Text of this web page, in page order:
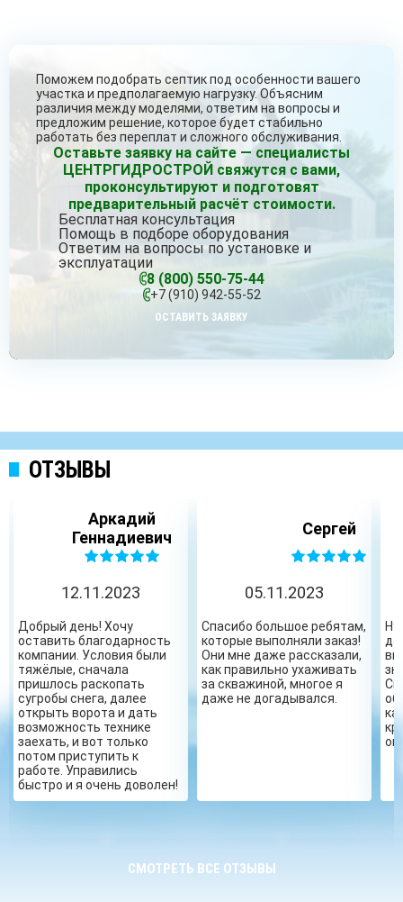
Поможем подобрать септик под особенности вашего
участка и предполагаемую нагрузку. Объясним
различия между моделями, ответим на вопросы и
предложим решение, которое будет стабильно
работать без переплат и сложного обслуживания.
Оставьте заявку на сайте — специалисты
ЦЕНТРГИДРОСТРОЙ свяжутся с вами,
проконсультируют и подготовят
предварительный расчёт стоимости.
Бесплатная консультация
Помощь в подборе оборудования
Ответим на вопросы по установке и
эксплуатации
8 (800) 550-75-44
+7 (910) 942-55-52
ОСТАВИТЬ ЗАЯВКУ
ОТЗЫВЫ
Аркадий
Геннадиевич
12.11.2023
Добрый день! Хочу
оставить благодарность
компании. Условия были
тяжёлые, сначала
пришлось раскопать
сугробы снега, далее
открыть ворота и дать
возможность технике
заехать, и вот только
потом приступить к
работе. Управились
быстро и я очень доволен!
Сергей
05.11.2023
Спасибо большое ребятам,
которые выполняли заказ!
Они мне даже рассказали,
как правильно ухаживать
за скважиной, многое я
даже не догадывался.
СМОТРЕТЬ ВСЕ ОТЗЫВЫ